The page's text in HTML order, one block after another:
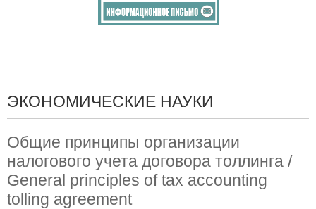
ЭКОНОМИЧЕСКИЕ НАУКИ
Общие принципы организации
налогового учета договора толлинга /
General principles of tax accounting
tolling agreement